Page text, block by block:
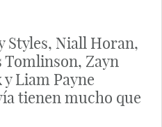
Styles, Niall Horan,
Tomlinson, Zayn
Liam Payne
tienen mucho que